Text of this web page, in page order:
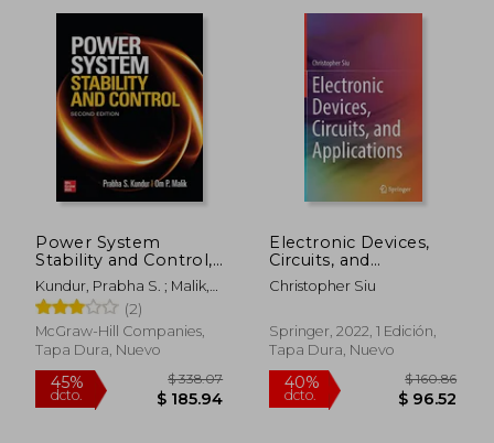
45%
dcto.
$ 302.51
$ 166.38
40%
dcto.
Power System
Stability and Control,
Second Edition (en
Inglés)
Kundur, Prabha S. ; Malik,
Om
(2)
McGraw-Hill Companies,
Tapa Dura, Nuevo
Electronic Devices,
Circuits, and
Applications (en
Inglés)
Christopher Siu
Springer, 2022, 1 Edición,
Tapa Dura, Nuevo